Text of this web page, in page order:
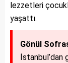
lezzetleri
yaşattı.
Gönül